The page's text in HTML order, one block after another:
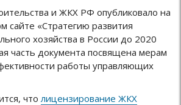
и ЖКХ РФ опубликовало на
сайте «Стратегию развития
хозяйства в России до 2020
часть документа посвящена мерам
работы управляющих
чтолицензирование ЖКХ